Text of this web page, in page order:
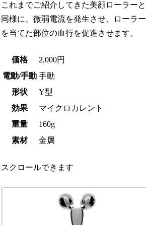
これまでご紹介してきた美顔ローラーと
同様に、微弱電流を発生させ、ローラー
を当てた部位の血行を促進させます。
価格
2,000円
電動/手動 手動
形状
Y型
効果
マイクロカレント
重量
160g
素材
金属
スクロールできます